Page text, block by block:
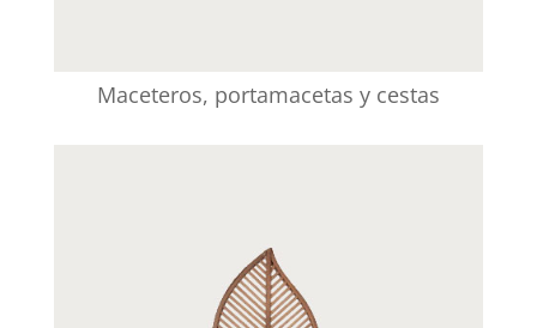
Maceteros, portamacetas y cestas